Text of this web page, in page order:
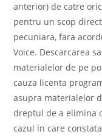
anterior) de catre
pentru un scop
pecuniara, fara
Voice. Descarcarea
materialelor de pe
cauza licenta
asupra materialelor
dreptul de a elimina
cazul in care